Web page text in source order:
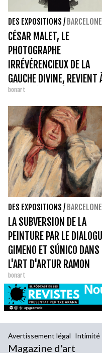
DES EXPOSITIONS / BARCELONE
CÉSAR MALET, LE
PHOTOGRAPHE
IRRÉVÉRENCIEUX DE LA
GAUCHE DIVINE, REVIENT
LA LUMIÈRE GRÂCE AUX
ARCHIVES
PHOTOGRAPHIQUES DE
BARCELONE.
bonart
DES EXPOSITIONS / BARCELONE
LA SUBVERSION DE LA
PEINTURE PAR LE
GIMENO ET SÚNICO DANS
L'ART D'ARTUR RAMON
bonart
Avertissement légal Intimité
Magazine d'art